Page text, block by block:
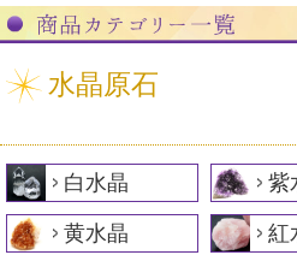
水晶原石
白水晶 紫
黄水晶 紅